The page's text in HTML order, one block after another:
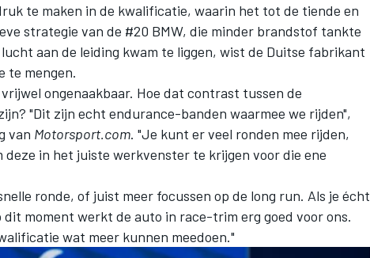
te maken in de kwalificatie, waarin het tot de tiende en
strategie van de #20 BMW, die minder brandstof tankte
aan de leiding kwam te liggen, wist de Duitse fabrikant
te mengen.
ongenaakbaar. Hoe dat contrast tussen de
"Dit zijn echt endurance-banden waarmee we rijden",
van Motorsport.com. "Je kunt er veel ronden mee rijden,
deze in het juiste werkvenster te krijgen voor die ene
ronde, of juist meer focussen op de long run. Als je écht
dit moment werkt de auto in race-trim erg goed voor ons.
wat meer kunnen meedoen."